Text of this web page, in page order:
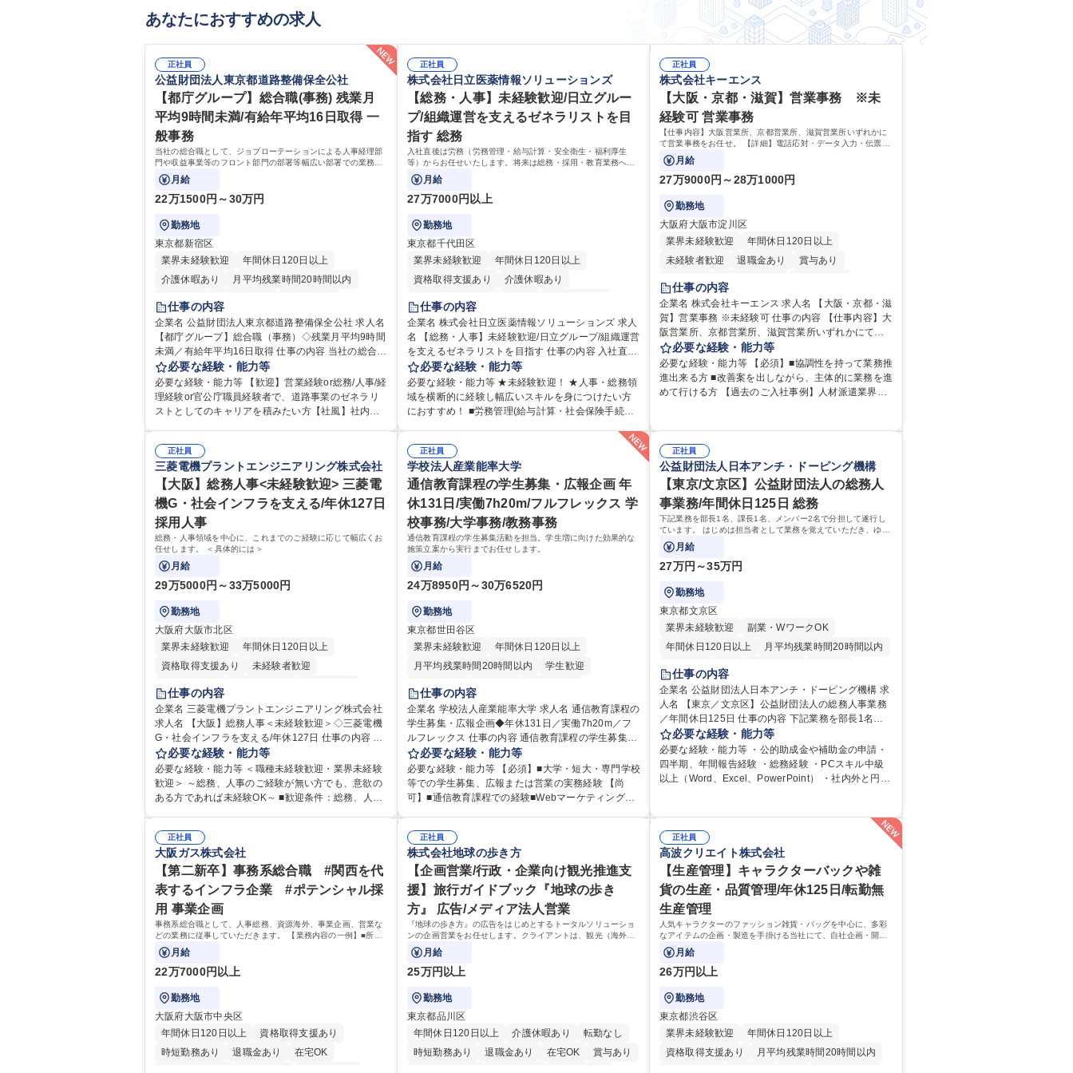
あなたにおすすめの求人
正社員
公益財団法人東京都道路整備保全公社
【都庁グループ】総合職(事務) 残業月
平均9時間未満/有給年平均16日取得 一
般事務
当社の総合職として、ジョブローテーションによる人事経理部
門や収益事業等のフロント部門の部署等幅広い部署での業務を
お任せいたします。研修制度やキャリア支援が充実しておりま
す！ ※下記業務詳細
月給
22万1500円～30万円
勤務地
東京都新宿区
業界未経験歓迎
年間休日120日以上
介護休暇あり
月平均残業時間20時間以内
転勤なし
住宅手当あり
研修あり
退職金あり
賞与あり
完全週休2日制
交通費支給
駅近5分以内
資格取得手当あり
食事補助あり
仕事の内容
企業名 公益財団法人東京都道路整備保全公社 求人名
【都庁グループ】総合職（事務）◇残業月平均9時間
未満／有給年平均16日取得 仕事の内容 当社の総合職
として、ジョブローテーションによる人事経理部門
や収益事業等のフロント部門の部署等幅広い部署で
の業務をお任せいたします。研修制度やキャリア支
援が充実しております！ ※下記業務詳細 【業務詳
運営、新宿駅西口広場の「イベントコーナー」など
の管理運営 ■道路部門：整備の急がれる骨格幹線道路
や木造住宅密集地域の特定整備路線の用地取得、道
路に関する普及啓発事業、都内の道路施設や道路工
事現場の見学ツアー事業 ※入社後は上記いずれかの
部門へ配属。※業務内容変更の範囲：会社の定める
業務 募集職種 【都庁グループ】総合職（事務）◇残
業月平均9時間未満／有給年平均16日取得
必要な経験・能力等
必要な経験・能力等 【歓迎】営業経験or総務/人事/経
理経験or官公庁職員経験者で、道路事業のゼネラリ
ストとしてのキャリアを積みたい方【社風】社内関
携われる：総合職（事務）では、駐車場の管理運営
や道路用地の取得、公益財団法人の中枢を担う管理
部門など多岐に渡る業務を経験できます。 ■様々なプ
ロジェクト：駐車場事業の他、新宿駅西口広場内に
設置された照明を兼ねた広告「ブライトサイン」の
管理運営を行うなど、事業収益を生み出す活動を積
極的に行っています。 学歴・資格 学歴：大学院 大学
高専 短大 専修学校 高校 語学力： 資格：
正社員
株式会社日立医薬情報ソリューションズ
【総務・人事】未経験歓迎/日立グルー
プ/組織運営を支えるゼネラリストを目
指す 総務
入社直後は労務（労務管理・給与計算・安全衛生・福利厚生
等）からお任せいたします。将来は総務・採用・教育業務へ守
備範囲を広げ、組織運営を支えるゼネラリストをめざせます。
月給
27万7000円以上
勤務地
東京都千代田区
業界未経験歓迎
年間休日120日以上
資格取得支援あり
介護休暇あり
月平均残業時間20時間以内
住宅手当あり
時短勤務あり
退職金あり
在宅OK
賞与あり 育休あり
完全週休2日制
交通費支給
土日祝休み 寮・社宅あり
仕事の内容
企業名 株式会社日立医薬情報ソリューションズ 求人
名 【総務・人事】未経験歓迎/日立グループ/組織運営
を支えるゼネラリストを目指す 仕事の内容 入社直後
は労務（労務管理・給与計算・安全衛生・福利厚生
等）からお任せいたします。将来は総務・採用・教
育業務へ守備範囲を広げ、組織運営を支えるゼネラ
リストをめざせます。 ・初期業務：労働時間管理、
生、健康経営推進等をお任せします。ご経験に応じ
て、休職者管理など、幅広く経験を積んでいただき
ます。 ・将来的な広がり：総務・採用・教育・税務
対応・経営企画等。 ★メンバーがマンツーマンで丁
寧に教えるため、ご経験が浅くても安心！幅広く経
験を積みたい意欲がある方に最適な環境です。 募集
職種 【総務・人事】未経験歓迎/日立グループ/組織運
営を支えるゼネラリストを目指す
必要な経験・能力等
必要な経験・能力等 ★未経験歓迎！ ★人事・総務領
域を横断的に経験し幅広いスキルを身につけたい方
におすすめ！ ■労務管理(給与計算・社会保険手続
方 ※労務経験者は早期にご活躍いただけます。 ■チ
ームで仕事を推進できる方■将来はマネジメント職と
して活躍したい 【尚可】■人事、労務、採用、教育業
務のご経験 ■労務管理（給与計算・社会保険手続き・
勤怠管理など）の経験 ■衛生管理者の資格をお持ちの
方 学歴・資格 学歴：大学院 大学 高専 短大 専修学校
高校 語学力： 資格：
正社員
株式会社キーエンス
【大阪・京都・滋賀】営業事務 ※未
経験可 営業事務
【仕事内容】大阪営業所、京都営業所、滋賀営業所いずれかに
て営業事務をお任せ。 【詳細】電話応対・データ入力・伝票や
見積の作成・カタログ送付・来客対応・営業所内で発生する事
務業務や業務改善をお任せ。
月給
27万9000円～28万1000円
勤務地
大阪府大阪市淀川区
業界未経験歓迎
年間休日120日以上
未経験者歓迎
退職金あり
賞与あり
育休あり
完全週休2日制
駅近5分以内
土日祝休み
仕事の内容
企業名 株式会社キーエンス 求人名 【大阪・京都・滋
賀】営業事務 ※未経験可 仕事の内容 【仕事内容】大
阪営業所、京都営業所、滋賀営業所いずれかにて営
業事務をお任せ。 【詳細】電話応対・データ入力・
伝票や見積の作成・カタログ送付・来客対応・営業
所内で発生する事務業務や業務改善をお任せ。 【教
育制度】ご入社後、育成担当とペアになりながらOJT
仕事に慣れることができる環境です。また、「チー
ムで成果を出す文化」があり、良いやり方を積極的
に共有しながら常に改善を目指す風土のため、安心
して業務に取り組んでいただけます。 募集職種 【大
阪・京都・滋賀】営業事務 ※未経験可
必要な経験・能力等
必要な経験・能力等 【必須】■協調性を持って業務推
進出来る方 ■改善案を出しながら、主体的に業務を進
めて行ける方 【過去のご入社事例】人材派遣業界や
の付加価値向上に貢献します。ベースの定型業務に
加えて、お客様や社員の状況に合わせ、能動的なサ
ポート、改善の動きも期待され。組織を支えるスペ
シャリストとして、チームに貢献し、結果的に社員
から頼られる存在になることができます。平均19:30
の退勤以降の業務の持ち帰りも禁止されており、メ
リハリのある働き方となります。 学歴・資格 学歴：
大学院 大学 高専 短大 語学力： 資格：
正社員
三菱電機プラントエンジニアリング株式会社
【大阪】総務人事<未経験歓迎> 三菱電
機G・社会インフラを支える/年休127日
採用人事
総務・人事領域を中心に、これまでのご経験に応じて幅広くお
任せします。 ＜具体的には＞
月給
29万5000円～33万5000円
勤務地
大阪府大阪市北区
業界未経験歓迎
年間休日120日以上
資格取得支援あり
未経験者歓迎
住宅手当あり
退職金あり
在宅OK
賞与あり
完全週休2日制
交通費支給
駅近5分以内
土日祝休み
服装自由
寮・社宅あり
食事補助あり
仕事の内容
企業名 三菱電機プラントエンジニアリング株式会社
求人名 【大阪】総務人事＜未経験歓迎＞◇三菱電機
G・社会インフラを支える/年休127日 仕事の内容 総
務・人事領域を中心に、これまでのご経験に応じて
幅広くお任せします。 ＜具体的には＞ ・総務/人事労
務（給与・社保・勤怠管理など） ・採用・教育研修
・福利厚生運用 など ※基本的には事務所勤務です
当業務を持ちつつ、お互いに助け合いながら、総務
部という組織として協力しながら進める体制です。
募集職種 【大阪】総務人事＜未経験歓迎＞◇三菱電
機G・社会インフラを支える/年休127日
必要な経験・能力等
必要な経験・能力等 ＜職種未経験歓迎・業界未経験
歓迎＞ ～総務、人事のご経験が無い方でも、意欲の
ある方であれば未経験OK～ ■歓迎条件：総務、人事
い、業務を円滑に遂行できる協調性やコミュニケー
ション能力を持っている方 ・人事総務領域に興味が
ありゼネラリスト志向をお持ちの方 学歴・資格 学
歴：大学院 大学 語学力： 資格：
正社員
学校法人産業能率大学
通信教育課程の学生募集・広報企画 年
休131日/実働7h20m/フルフレックス 学
校事務/大学事務/教務事務
通信教育課程の学生募集活動を担当。学生増に向けた効果的な
施策立案から実行までお任せします。
月給
24万8950円～30万6520円
勤務地
東京都世田谷区
業界未経験歓迎
年間休日120日以上
月平均残業時間20時間以内
学生歓迎
退職金あり
土日祝休み
仕事の内容
企業名 学校法人産業能率大学 求人名 通信教育課程の
学生募集・広報企画◆年休131日／実働7h20m／フ
ルフレックス 仕事の内容 通信教育課程の学生募集活
動を担当。学生増に向けた効果的な施策立案から実
行までお任せします。 ■通信教育課程における学生募
集・広報・営業・企画業務 ■併修校への営業活動およ
び関係構築 ■入学説明会・個別相談会の企画・運営・
あり。振替休日を取得いただきます。 【業務内容の
変更範囲】会社の定める業務 募集職種 通信教育課程
の学生募集・広報企画◆年休131日／実働7h20m／
フルフレックス
必要な経験・能力等
必要な経験・能力等 【必須】■大学・短大・専門学校
等での学生募集、広報または営業の実務経験 【尚
可】■通信教育課程での経験■Webマーケティング経
営業経験や通信教育課程での知見を活かせます！
【働き方について】年間休日131日、実働7時間20
分、フルフレックス制導入（試用期間終了後）でワ
ークライフバランス良く働けます。 【当社の強み】1
925年創立の歴史を有し、通信教育課程の在籍者数は
全国トップクラスの実績を誇る安定基盤がありま
す。 学歴・資格 学歴：大学院 大学 語学力： 資格：
正社員
公益財団法人日本アンチ・ドーピング機構
【東京/文京区】公益財団法人の総務人
事業務/年間休日125日 総務
下記業務を部長1名、課長1名、メンバー2名で分担して遂行し
ています。 はじめは担当者として業務を覚えていただき、ゆく
ゆくはリーダーやマネージャーポジションとして活躍いただく
ことを期待しています。
月給
27万円～35万円
勤務地
東京都文京区
業界未経験歓迎
副業・WワークOK
年間休日120日以上
月平均残業時間20時間以内
転勤なし
英語
賞与あり
育休あり
完全週休2日制
交通費支給
土日祝休み 食事補助あり
仕事の内容
企業名 公益財団法人日本アンチ・ドーピング機構 求
人名 【東京／文京区】公益財団法人の総務人事業務
／年間休日125日 仕事の内容 下記業務を部長1名、
課長1名、メンバー2名で分担して遂行しています。
はじめは担当者として業務を覚えていただき、ゆく
ゆくはリーダーやマネージャーポジションとして活
躍いただくことを期待しています。 【総務・人事グ
出 ・法定の会議運営（評議員会、理事会） ・コンプ
ライアンス ・内部規程やルールの管理、整備、文書
管理 ・契約関連 ・衛生管理 ・防災関連・公的助成金
の管理・オフィス、ファシリティ管理 ・福利厚生関
連 ・職員からの問合せ、相談対応 ・その他日常の総
務業務全般 募集職種 【東京／文京区】公益財団法人
の総務人事業務／年間休日125日
必要な経験・能力等
必要な経験・能力等 ・公的助成金や補助金の申請・
四半期、年間報告経験 ・総務経験 ・PCスキル中級
以上（Word、Excel、PowerPoint） ・社内外と円滑
専修学校 高校 語学力： 資格：
正社員
大阪ガス株式会社
【第二新卒】事務系総合職 #関西を代
表するインフラ企業 #ポテンシャル採
用 事業企画
事務系総合職として、人事総務、資源海外、事業企画、営業な
どの業務に従事していただきます。 【業務内容の一例】■所属
事業部の勤労業務 ■海外に関係する各種業務 ■営業部門の企画
スタッフ、ルート営業
月給
22万7000円以上
勤務地
大阪府大阪市中央区
年間休日120日以上
資格取得支援あり
時短勤務あり
退職金あり
在宅OK
正社員
株式会社地球の歩き方
【企画営業/行政・企業向け観光推進支
援】旅行ガイドブック『地球の歩き
方』 広告/メディア法人営業
『地球の歩き方』の広告をはじめとするトータルソリューショ
ンの企画営業をお任せします。クライアントは、観光（海外旅
行、国内旅行、インバウンド）で地域や事業を推進したい国内
外の行政や企業です。
月給
25万円以上
勤務地
東京都品川区
年間休日120日以上
介護休暇あり
転勤なし
時短勤務あり
退職金あり 在宅OK
賞与あり
正社員
高波クリエイト株式会社
【生産管理】キャラクターバックや雑
貨の生産・品質管理/年休125日/転勤無
生産管理
人気キャラクターのファッション雑貨・バッグを中心に、多彩
なアイテムの企画・製造を手掛ける当社にて、自社企画・開発
商品の生産管理・品質管理を担当。『かわいい』を届けるやり
がいのあるポジションです。
月給
26万円以上
勤務地
東京都渋谷区
業界未経験歓迎
年間休日120日以上
資格取得支援あり
月平均残業時間20時間以内